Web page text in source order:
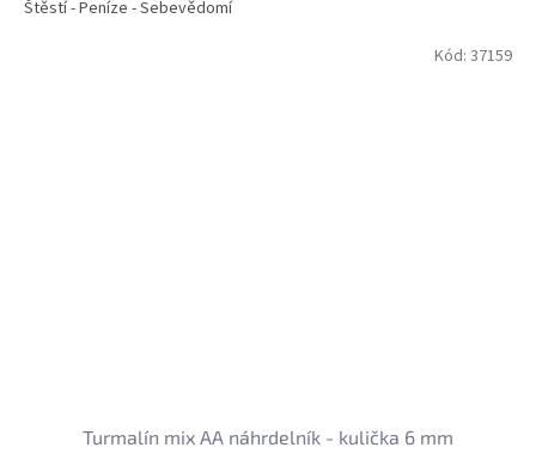
Štěstí - Peníze - Sebevědomí
Turmalín mix AA náhrdelník - kulička 6 mm
Kód: 37159